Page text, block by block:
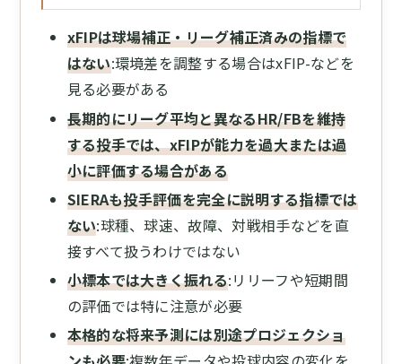
xFIPは球場補正・リーグ補正済みの指標で
はない:環境差を調整する場合はxFIP-などを
見る必要がある
長期的にリーグ平均と異なるHR/FBを維持
する投手では、xFIPが能力を過大または過
小に評価する場合がある
SIERAも投手評価を完全に説明する指標では
ない:球種、球速、故障、対戦相手などを直
接すべて扱うわけではない
小標本では大きく振れる:リリーフや短期間
の評価では特に注意が必要
本格的な将来予測には別途プロジェクショ